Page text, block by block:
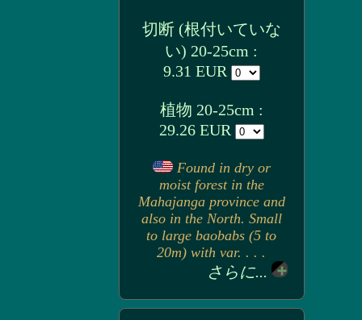
切断 (根付いていな
い) 20-25cm :
9.31 EUR
植物 20-25cm :
29.26 EUR
Found in dry or
moist forest in the
Mahajanga province and
also in the North. Small
to large baobabs (5 to
20m) with var. . . .
さらに...